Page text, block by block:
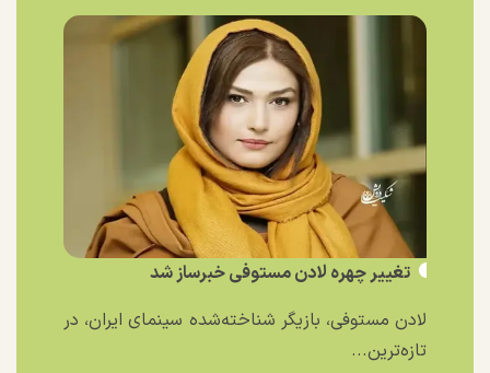
تغییر چهره لادن مستوفی خبرساز شد
لادن مستوفی، بازیگر شناخته‌شده سینمای ایران، در
تازه‌ترین...